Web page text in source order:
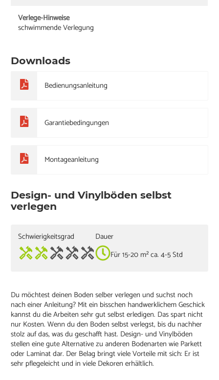
Verlege-Hinweise
schwimmende Verlegung
Downloads
Bedienungsanleitung
Garantiebedingungen
Montageanleitung
Design- und Vinylböden selbst
verlegen
Schwierigkeitsgrad
Dauer
Für 15-20 m² ca. 4-5 Std
Du möchtest deinen Boden selber verlegen und suchst noch
nach einer Anleitung? Mit ein bisschen handwerklichem Geschick
kannst du die Arbeiten sehr gut selbst erledigen. Das spart nicht
nur Kosten. Wenn du den Boden selbst verlegst, bis du nachher
stolz auf das, was du geschafft hast. Design- und Vinylböden
stellen eine gute Alternative zu anderen Bodenarten wie Parkett
oder Laminat dar. Der Belag bringt viele Vorteile mit sich: Er ist
sehr pflegeleicht und in viele Dekoren erhältlich.